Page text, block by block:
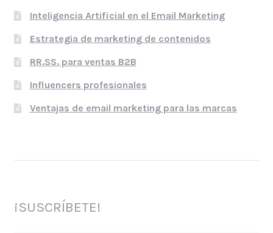
Inteligencia Artificial en el Email Marketing
Estrategia de marketing de contenidos
RR.SS. para ventas B2B
Influencers profesionales
Ventajas de email marketing para las marcas
¡SUSCRÍBETE!